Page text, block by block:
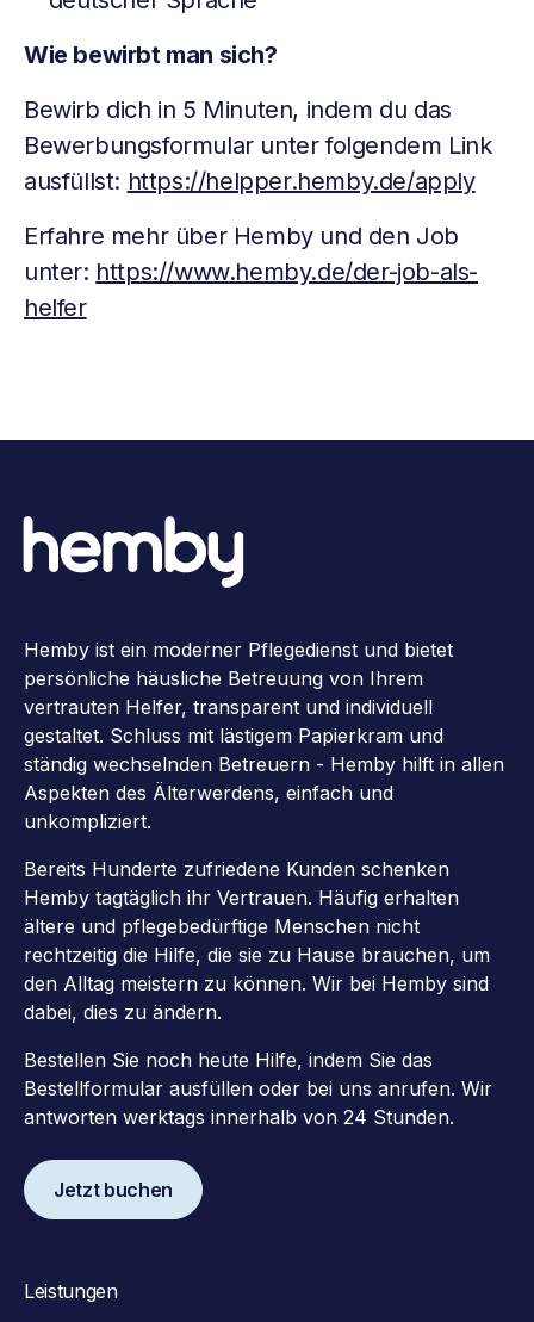
Wie bewirbt man sich?
Bewirb dich in 5 Minuten, indem du das
Bewerbungsformular unter folgendem Link
ausfüllst: https://helpper.hemby.de/apply
Erfahre mehr über Hemby und den Job
unter: https://www.hemby.de/der-job-als-
helfer
Hemby ist ein moderner Pflegedienst und bietet
persönliche häusliche Betreuung von Ihrem
vertrauten Helfer, transparent und individuell
gestaltet. Schluss mit lästigem Papierkram und
ständig wechselnden Betreuern - Hemby hilft in allen
Aspekten des Älterwerdens, einfach und
unkompliziert.
Bereits Hunderte zufriedene Kunden schenken
Hemby tagtäglich ihr Vertrauen. Häufig erhalten
ältere und pflegebedürftige Menschen nicht
rechtzeitig die Hilfe, die sie zu Hause brauchen, um
den Alltag meistern zu können. Wir bei Hemby sind
dabei, dies zu ändern.
Bestellen Sie noch heute Hilfe, indem Sie das
Bestellformular ausfüllen oder bei uns anrufen. Wir
antworten werktags innerhalb von 24 Stunden.
Jetzt buchen
Leistungen